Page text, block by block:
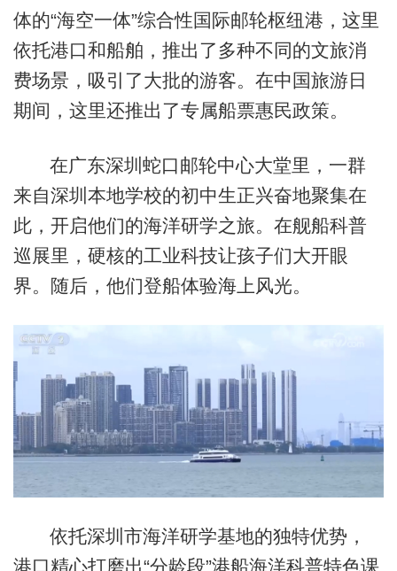
体的“海空一体”综合性国际邮轮枢纽港，这里
依托港口和船舶，推出了多种不同的文旅消
费场景，吸引了大批的游客。在中国旅游日
期间，这里还推出了专属船票惠民政策。
在广东深圳蛇口邮轮中心大堂里，一群
来自深圳本地学校的初中生正兴奋地聚集在
此，开启他们的海洋研学之旅。在舰船科普
巡展里，硬核的工业科技让孩子们大开眼
界。随后，他们登船体验海上风光。
依托深圳市海洋研学基地的独特优势，
港口精心打磨出“分龄段”港船海洋科普特色课